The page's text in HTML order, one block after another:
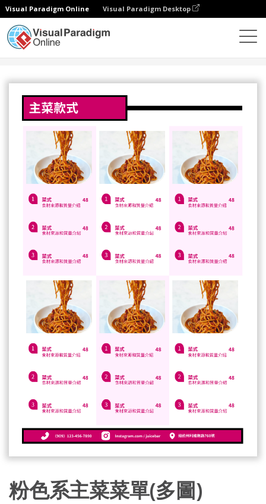
Visual Paradigm Online Visual Paradigm Desktop
粉色系主菜菜單(多圖)